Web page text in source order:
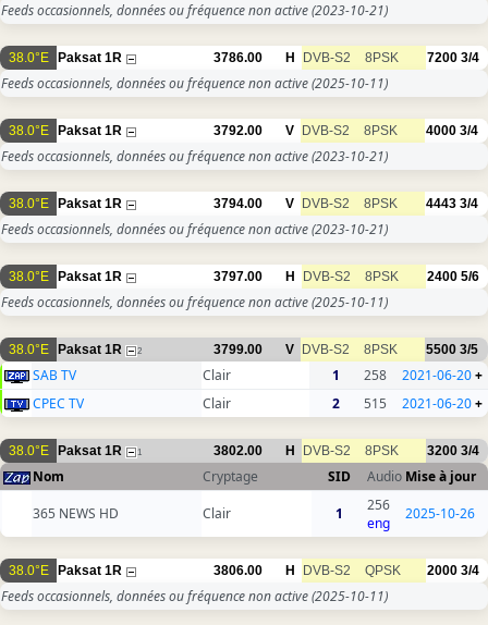
Feeds occasionnels, données ou fréquence non active(2023-10-21)
38.0°E Paksat 1R 3786.00 H DVB-S2 8PSK 7200 3/4
Feeds occasionnels, données ou fréquence non active(2025-10-11)
38.0°E Paksat 1R 3792.00 V DVB-S2 8PSK 4000 3/4
Feeds occasionnels, données ou fréquence non active(2023-10-21)
38.0°E Paksat 1R 3794.00 V DVB-S2 8PSK 4443 3/4
Feeds occasionnels, données ou fréquence non active(2023-10-21)
38.0°E Paksat 1R 3797.00 H DVB-S2 8PSK 2400 5/6
Feeds occasionnels, données ou fréquence non active(2025-10-11)
38.0°E Paksat 1R 2 3799.00 V DVB-S2 8PSK 5500 3/5
SAB TV Clair 1 258 2021-06-20+
CPEC TV
Clair 2 515 2021-06-20+
38.0°E Paksat 1R 1 3802.00 H DVB-S2 8PSK 3200 3/4
Nom Cryptage SID Audio Mise à jour
365 NEWS HD
Clair 1
256
eng
2025-10-26
38.0°E Paksat 1R 3806.00 H DVB-S2 QPSK 2000 3/4
Feeds occasionnels, données ou fréquence non active(2025-10-11)